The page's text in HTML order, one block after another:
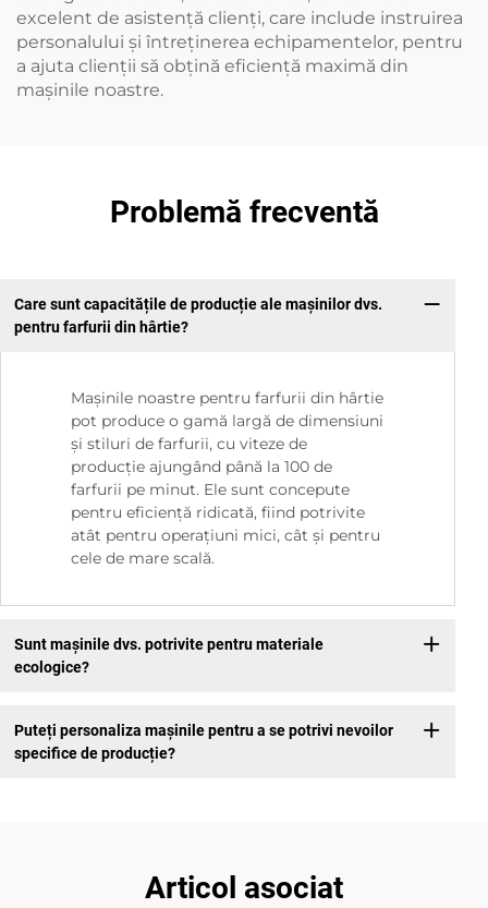
excelent de asistență clienți, care include instruirea
personalului și întreținerea echipamentelor, pentru
a ajuta clienții să obțină eficiență maximă din
mașinile noastre.
Problemă frecventă
Care sunt capacitățile de producție ale mașinilor dvs.
pentru farfurii din hârtie?
Mașinile noastre pentru farfurii din hârtie
pot produce o gamă largă de dimensiuni
și stiluri de farfurii, cu viteze de
producție ajungând până la 100 de
farfurii pe minut. Ele sunt concepute
pentru eficiență ridicată, fiind potrivite
atât pentru operațiuni mici, cât și pentru
cele de mare scală.
Sunt mașinile dvs. potrivite pentru materiale
ecologice?
Puteți personaliza mașinile pentru a se potrivi nevoilor
specifice de producție?
Articol asociat